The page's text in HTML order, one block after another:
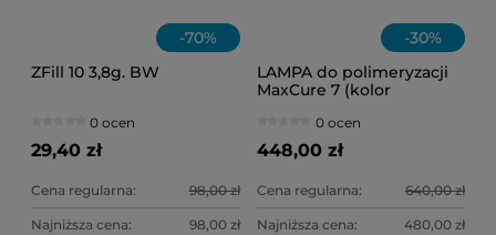
-70%
ZFill 10 3,8g. BW
0 ocen
29,40 zł
Cena regularna: 98,00 zł
Najniższa cena: 98,00 zł
-30%
LAMPA do polimeryzacji
MaxCure 7 (kolor
0 ocen
448,00 zł
Cena regularna: 640,00 zł
Najniższa cena: 480,00 zł